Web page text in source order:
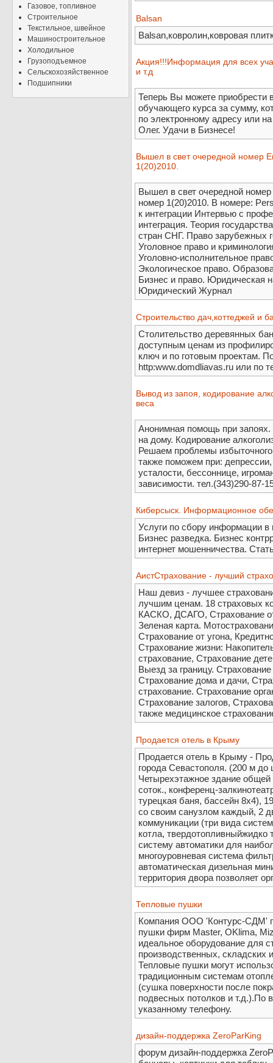
Газовое, топливное
Строительное
Текстильное, швейное
Машиностроительное
Холодильное
Грузоподъемное
Сельскохозяйственное
Подшипники
Balsan
Balsan,ковролин,ковровая
Акция!!!Информация для всех
и т.д
Теперь Вы можете приобрести
обучающего курса за сумму,
по электронному адресу или
Олег. Удачи в Бизнесе!
Вышел в свет очередной номер
1(20)2010.
Вышел в свет очередной номер
номер 1(20)2010. В номере:
к интеграции Интервью с
интеграция. Теория
стран СНГ. Право зарубежных
Уголовное право и
Уголовно-исполнительное
Экологическое право.
Бизнес и право. Юридическая
Юридический Журнал
Строительство дач,коттеджей и
Столительство деревянных
доступным ценам из
ключ и по готовым проектам.
http:www.domdliavas.ru или по
Вывод из запоя, кодирование
веса
Анонимная помощь при запоях.
на дому. Кодирование
Решаем проблемы
также поможем при: депрессии,
усталости, бессоннице,
зависимости. тел.(343)290-87-
Киберсыск. Информационное
Услуги по сбору информации в
Бизнес разведка. Бизнес
интернет мошенничества.
АистСтрахование - лучший
Наш девиз - лучшее
лучшим ценам. 18 страховых
КАСКО, ДСАГО, Страхование от
Зеленая карта.
Страхование от угона,
Страхование жизни:
страхование, Страхование
Выезд за границу.
Страхование дома и дачи,
страхование. Страхование
Страхование залогов,
также медицинское
Продается отель в Крыму
Продается отель в Крыму -
города Севастополя. (200 м до
Четырехэтажное здание
соток., конференц-
турецкая баня, бассейн 8x4),
со своим санузлом каждый, 2
коммуникации (три вида
котла, твердотопливныйжидко
систему автоматики для
многоуровневая система
автоматическая дизельная
территория двора позволяет
Тепловые пушки
Компания ООО 'Контурс-СДМ'
пушки фирм Master, OKlima,
идеальное оборудование для
производственных, складских
Тепловые пушки могут
традиционным системам
(сушка поверхности после
подвесных потолков и т.д.).По
указанному телефону.
дизайн-поддержка ZeroParKing
форум дизайн-поддержка